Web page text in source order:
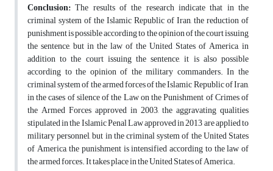
Conclusion:The results of the research indicate that in the
criminal system of the Islamic Republic of Iran, the reduction of
punishment is possible according to the opinion of the court issuing
the sentence, but in the law of the United States of America, in
addition to the court issuing the sentence, it is also possible
according to the opinion of the military commanders. In the
criminal system of the armed forces of the Islamic Republic of Iran,
in the cases of silence of the Law on the Punishment of Crimes of
the Armed Forces approved in 2003, the aggravating qualities
stipulated in the Islamic Penal Law approved in 2013 are applied to
military personnel, but in the criminal system of the United States
of America, the punishment is intensified according to the law of
the armed forces. It takes place in the United States of America.